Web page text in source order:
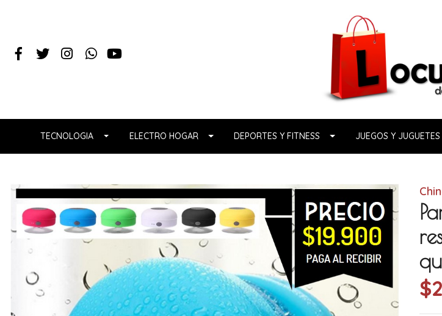
TECNOLOGIA ELECTRO HOGAR DEPORTES Y FITNESS JUEGOS Y JUGUETES